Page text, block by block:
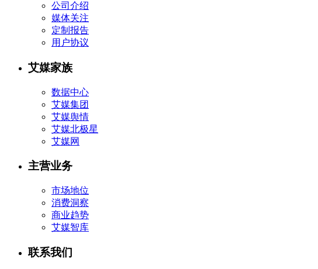
公司介绍
媒体关注
定制报告
用户协议
艾媒家族
数据中心
艾媒集团
艾媒舆情
艾媒北极星
艾媒网
主营业务
市场地位
消费洞察
商业趋势
艾媒智库
联系我们